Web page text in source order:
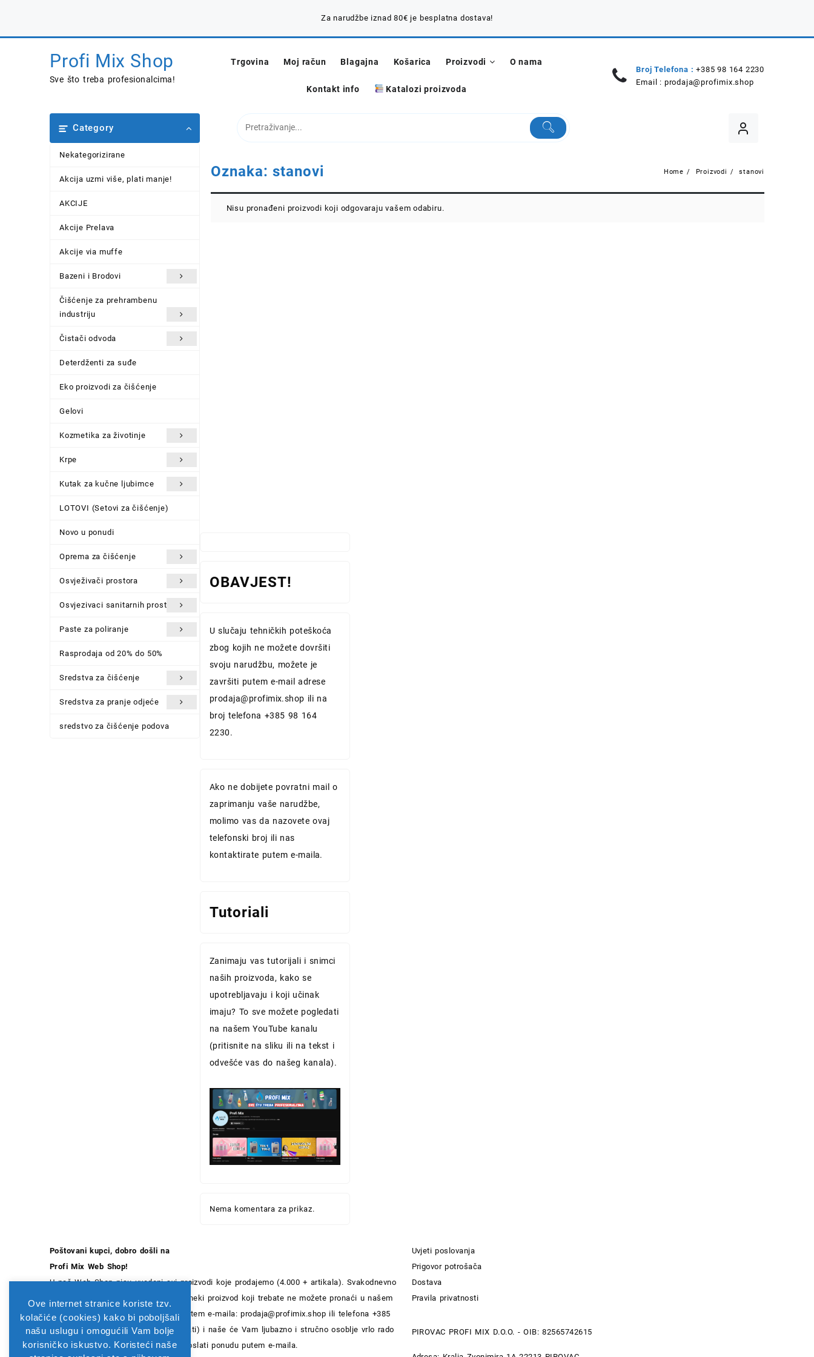
Za narudžbe iznad 80€ je besplatna dostava!
Profi Mix Shop
Sve što treba profesionalcima!
Trgovina Moj račun Blagajna Košarica Proizvodi O nama
Kontakt info Katalozi proizvoda
Broj Telefona : +385 98 164 2230
Email : prodaja@profimix.shop
Category
Nekategorizirane
Akcija uzmi više, plati manje!
AKCIJE
Akcije Prelava
Akcije via muffe
Bazeni i Brodovi
Čišćenje za prehrambenu
industriju
Čistači odvoda
Deterdženti za suđe
Eko proizvodi za čišćenje
Gelovi
Kozmetika za životinje
Krpe
Kutak za kučne ljubimce
LOTOVI (Setovi za čišćenje)
Novo u ponudi
Oprema za čišćenje
Osvježivači prostora
Osvjezivaci sanitarnih prostora
Paste za poliranje
Rasprodaja od 20% do 50%
Sredstva za čišćenje
Sredstva za pranje odjeće
sredstvo za čišćenje podova
Oznaka: stanovi Home Proizvodi stanovi
Nisu pronađeni proizvodi koji odgovaraju vašem odabiru.
OBAVJEST!
U slučaju tehničkih poteškoća
zbog kojih ne možete dovršiti
svoju narudžbu, možete je
završiti putem e-mail adrese
prodaja@profimix.shop ili na
broj telefona +385 98 164
2230.
Ako ne dobijete povratni mail o
zaprimanju vaše narudžbe,
molimo vas da nazovete ovaj
telefonski broj ili nas
kontaktirate putem e-maila.
Tutoriali
Zanimaju vas tutorijali i snimci
naših proizvoda, kako se
upotrebljavaju i koji učinak
imaju? To sve možete pogledati
na našem YouTube kanalu
(pritisnite na sliku ili na tekst i
odvešće vas do našeg kanala).
Nema komentara za prikaz.
Poštovani kupci, dobro došli na
Profi Mix Web Shop!
U naš Web Shop nisu uvedeni svi proizvodi koje prodajemo (4.000 + artikala). Svakodnevno
radimo na unosu novih artikala. Ako neki proizvod koji trebate ne možete pronaći u našem
Shopu, slobodno nas kontaktirajte putem e-maila:prodaja@profimix.shop ili telefona +385
98 164 2230 (pon-pet 07:00 -15:00 sati) i naše će Vam ljubazno i stručno osoblje vrlo rado
ponuditi brzo i kvalitetno rješenje i poslati ponudu putem e-maila.
Uvjeti poslovanja
Prigovor potrošača
Dostava
Pravila privatnosti
PIROVAC PROFI MIX D.O.O. - OIB: 82565742615
Ove internet stranice koriste tzv.
kolačiće (cookies) kako bi poboljšali
našu uslugu i omogućili Vam bolje
korisničko iskustvo. Koristeći naše